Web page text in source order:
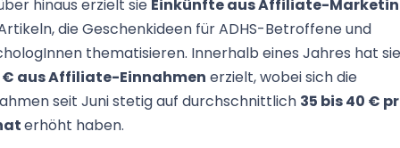
hinaus erzielt sie Einkünfte aus Affiliate-
die Geschenkideen für ADHS-Betroffene und
thematisieren. Innerhalb eines Jahres hat sie
€ aus Affiliate-Einnahmen erzielt, wobei sich die
seit Juni stetig auf durchschnittlich 35 bis 40 €
erhöht haben.